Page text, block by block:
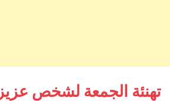
تهنئة الجمعة لشخص عزيز